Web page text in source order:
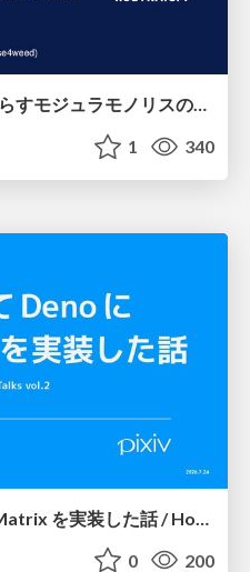
torikago - Ruby::Boxで照らすモジュラモノリスの実行境界
1 340
0 200